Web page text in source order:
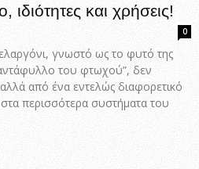
ιδιότητες και χρήσεις!
0
γνωστό ως το φυτό της
του φτωχού”, δεν
από ένα εντελώς διαφορετικό
περισσότερα συστήματα του